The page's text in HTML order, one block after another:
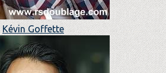
Kévin Goffette